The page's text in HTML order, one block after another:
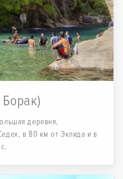
деревня,
в 80 км от Эклида и в